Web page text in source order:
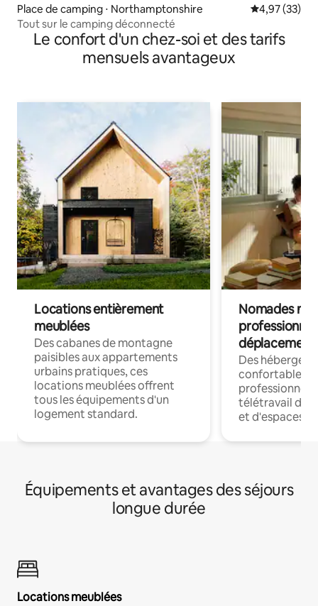
Place de camping ⋅ Northamptonshire Évaluation
4,97 (33)
Tout sur le camping déconnecté
Le confort d'un chez-soi et des tarifs
mensuels avantageux
Locations entièrement
meublées
Des cabanes de montagne
paisibles aux appartements
urbains pratiques, ces
locations meublées offrent
tous les équipements d'un
logement standard.
Nomades
déplacement
Des
confortables
professionnels
télétravail
et d'espaces
Équipements et avantages des séjours
longue durée
Locations meublées